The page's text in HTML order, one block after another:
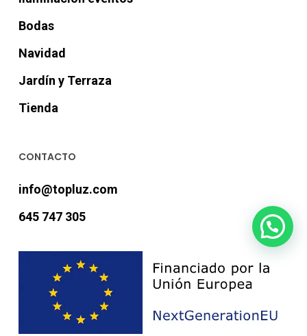
Bodas
Navidad
Jardín y Terraza
Tienda
CONTACTO
info@topluz.com
645 747 305